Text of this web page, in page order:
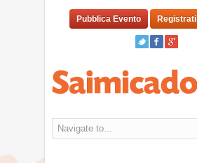
Pubblica Evento Registrati
Navigate to...